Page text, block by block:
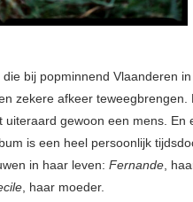
bij popminnend Vlaanderen
zekere afkeer teweegbrengen.
gewoon een mens. En
is een heel persoonlijk
in haar leven: Fernande,
, haar moeder.